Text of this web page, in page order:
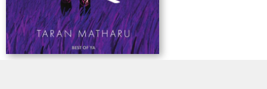
van een summoner